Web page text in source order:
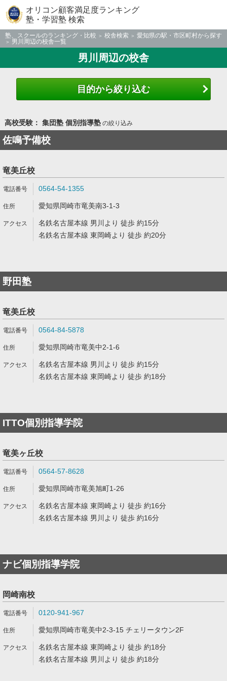
オリコン顧客満足度ランキング
塾・学習塾 検索
塾、スクールのランキング・比較 校舎検索
愛知県の駅・市区町村から探す
男川周辺の校舎一覧
男川周辺の校舎
目的から絞り込む
高校受験： 集団塾 個別指導塾の絞り込み
佐鳴予備校
竜美丘校
0564-54-1355
愛知県岡崎市竜美南3-1-3
名鉄名古屋本線 男川より 徒歩 約15分
名鉄名古屋本線 東岡崎より 徒歩 約20分
野田塾
竜美丘校
0564-84-5878
愛知県岡崎市竜美中2-1-6
名鉄名古屋本線 男川より 徒歩 約15分
名鉄名古屋本線 東岡崎より 徒歩 約18分
ITTO個別指導学院
竜美ヶ丘校
0564-57-8628
愛知県岡崎市竜美旭町1-26
名鉄名古屋本線 東岡崎より 徒歩 約16分
名鉄名古屋本線 男川より 徒歩 約16分
ナビ個別指導学院
岡崎南校
0120-941-967
愛知県岡崎市竜美中2-3-15 チェリータウン2F
名鉄名古屋本線 東岡崎より 徒歩 約18分
名鉄名古屋本線 男川より 徒歩 約18分